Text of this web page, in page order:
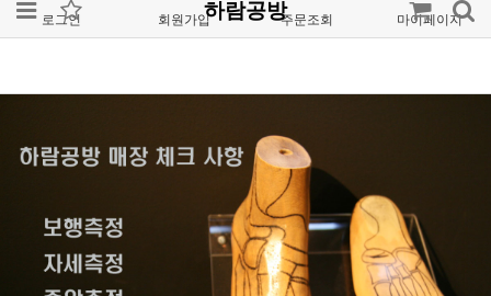
로그인 회원가입 주문조회 마이페이지
하람공방